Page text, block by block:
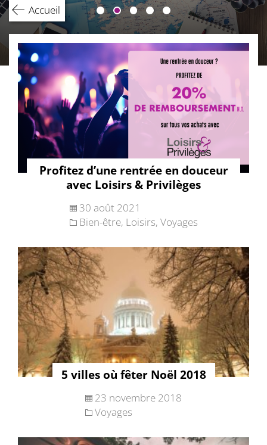
Accueil
Profitez d’une rentrée en douceur
avec Loisirs & Privilèges
30 août 2021
Bien-être, Loisirs, Voyages
5 villes où fêter Noël 2018
23 novembre 2018
Voyages